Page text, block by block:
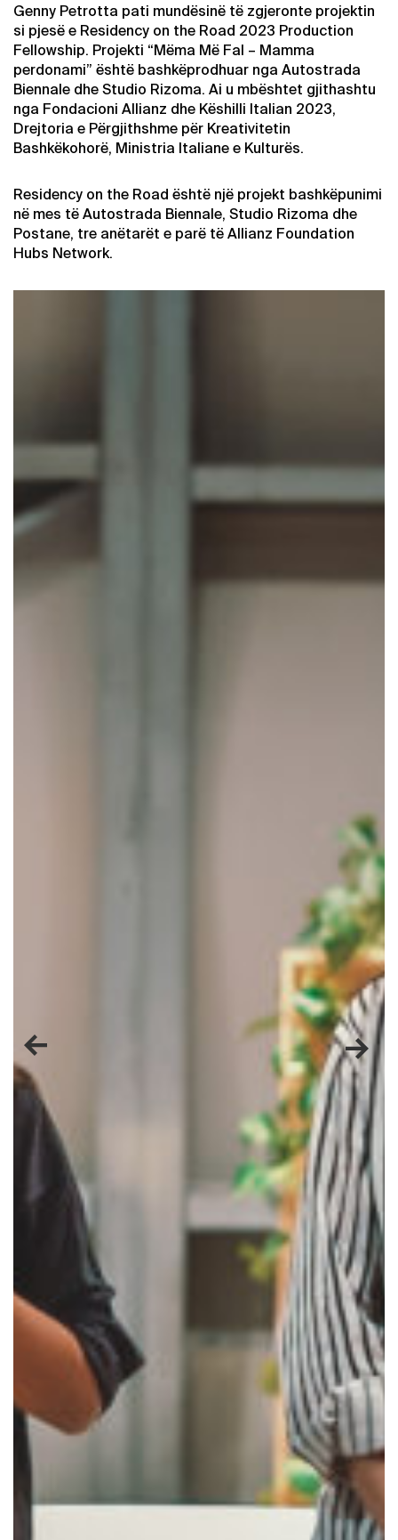
Genny Petrotta pati mundësinë të zgjeronte projektin
si pjesë e Residency on the Road 2023 Production
Fellowship. Projekti “Mëma Më Fal – Mamma
perdonami” është bashkëprodhuar nga Autostrada
Biennale dhe Studio Rizoma. Ai u mbështet gjithashtu
nga Fondacioni Allianz dhe Këshilli Italian 2023,
Drejtoria e Përgjithshme për Kreativitetin
Bashkëkohorë, Ministria Italiane e Kulturës.
Residency on the Road është një projekt bashkëpunimi
në mes të Autostrada Biennale, Studio Rizoma dhe
Postane, tre anëtarët e parë të Allianz Foundation
Hubs Network.